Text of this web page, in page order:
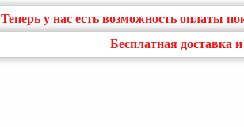
Теперь у нас есть возможность оплаты
Бесплатная доставка